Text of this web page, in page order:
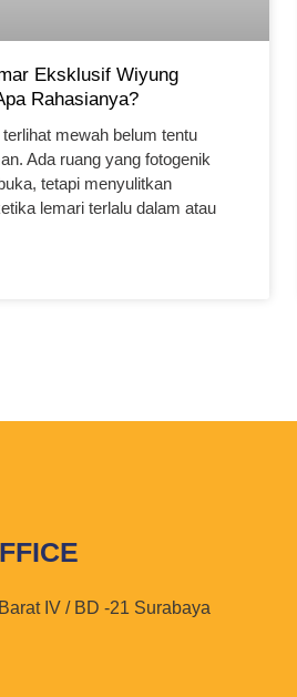
Eksklusif Wiyung
Rahasianya?
mewah belum tentu
Ada ruang yang fotogenik
tetapi menyulitkan
lemari terlalu dalam atau
IV / BD -21 Surabaya